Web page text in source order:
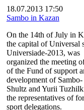
18.07.2013 17:50
Sambo in Kazan
On the 14th of July in
the capital of Universal
Universiade-2013, was
organized the meeting
of the Fund of support
development of
Shultz and Yurii
the representatives of
sport delegations.